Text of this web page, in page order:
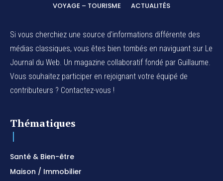
VOYAGE – TOURISME
ACTUALITÉS
Si vous cherchiez une source d'informations différente des
médias classiques, vous êtes bien tombés en naviguant sur Le
Journal du Web. Un magazine collaboratif fondé par Guillaume.
Vous souhaitez participer en rejoignant votre équipé de
contributeurs ? Contactez-vous !
Thématiques
Santé & Bien-être
Maison / Immobilier